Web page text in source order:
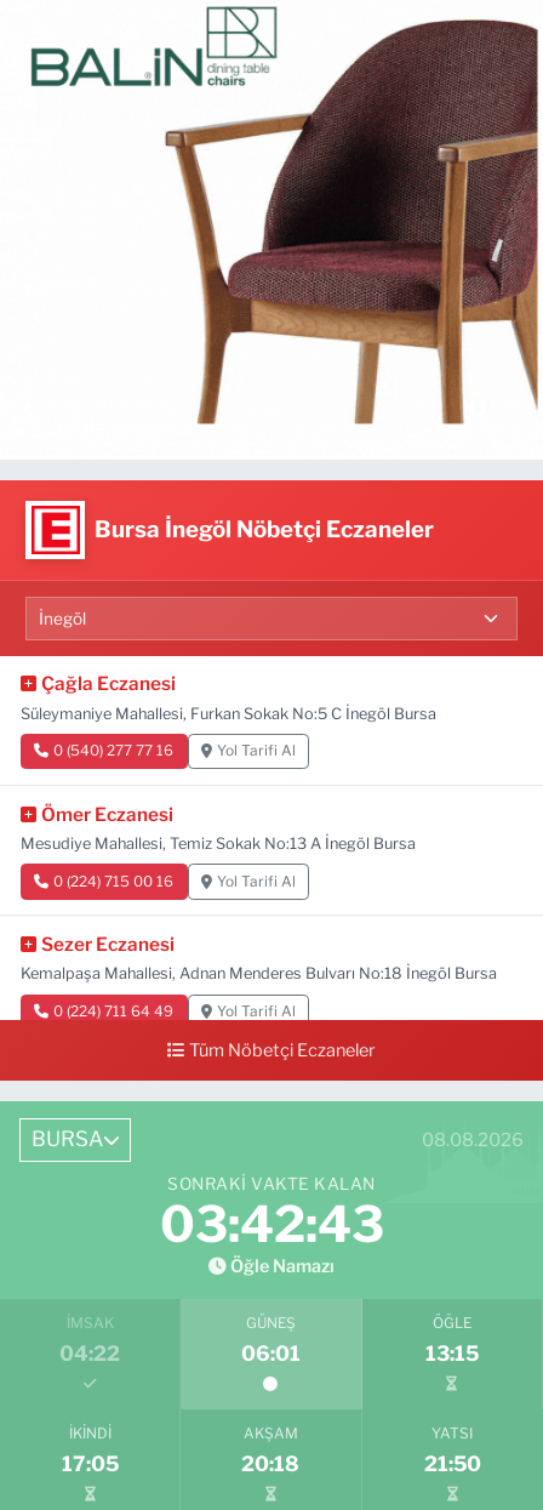
Bursa İnegöl Nöbetçi Eczaneler
Çağla Eczanesi
Süleymaniye Mahallesi, Furkan Sokak No:5 C İnegöl Bursa
0 (540) 277 77 16 Yol Tarifi Al
Ömer Eczanesi
Mesudiye Mahallesi, Temiz Sokak No:13 A İnegöl Bursa
0 (224) 715 00 16 Yol Tarifi Al
Sezer Eczanesi
Kemalpaşa Mahallesi, Adnan Menderes Bulvarı No:18 İnegöl Bursa
0 (224) 711 64 49 Yol Tarifi Al
Tüm Nöbetçi Eczaneler
BURSA 08.08.2026
SONRAKI VAKTE KALAN
03:42:41
Öğle Namazı
İMSAK
04:22
GÜNEŞ
06:01
ÖĞLE
13:15
İKINDI
17:05
AKŞAM
20:18
YATSI
21:50